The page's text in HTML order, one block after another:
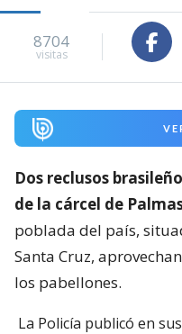
8704
visitas
Dos reclusos
de la cárcel de
poblada del país,
Santa Cruz,
los pabellones.
La Policía publicó en